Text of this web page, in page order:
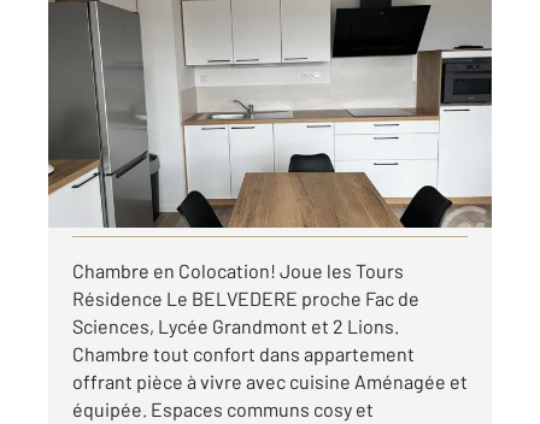
JOUE LES TOURS 37
64,36 m
2
, 3 pièces
Ref : 19516
Appartement F3 à louer
550 €
par mois charges comprises
Visiter le site dédié
Chambre en Colocation! Joue les Tours
Résidence Le BELVEDERE proche Fac de
Sciences, Lycée Grandmont et 2 Lions.
Chambre tout confort dans appartement
offrant pièce à vivre avec cuisine Aménagée et
équipée. Espaces communs cosy et